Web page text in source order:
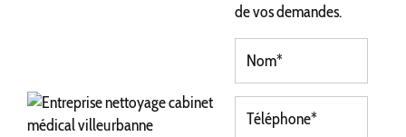
de vos demandes.